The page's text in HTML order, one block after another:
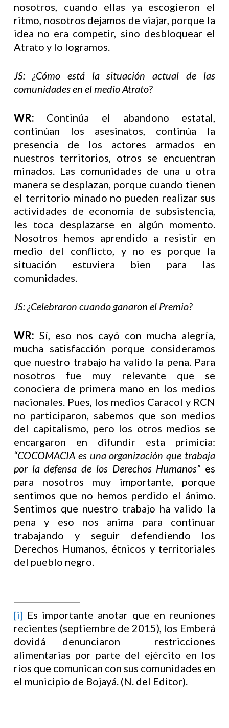
nosotros, cuando ellas ya escogieron el
ritmo, nosotros dejamos de viajar, porque la
idea no era competir, sino desbloquear el
Atrato y lo logramos.
JS: ¿Cómo está la situación actual de las
comunidades en el medio Atrato?
WR: Continúa el abandono estatal,
continúan los asesinatos, continúa la
presencia de los actores armados en
nuestros territorios, otros se encuentran
minados. Las comunidades de una u otra
manera se desplazan, porque cuando tienen
el territorio minado no pueden realizar sus
actividades de economía de subsistencia,
les toca desplazarse en algún momento.
Nosotros hemos aprendido a resistir en
medio del conflicto, y no es porque la
situación estuviera bien para las
comunidades.
JS: ¿Celebraron cuando ganaron el Premio?
WR: Sí, eso nos cayó con mucha alegría,
mucha satisfacción porque consideramos
que nuestro trabajo ha valido la pena. Para
nosotros fue muy relevante que se
conociera de primera mano en los medios
nacionales. Pues, los medios Caracol y RCN
no participaron, sabemos que son medios
del capitalismo, pero los otros medios se
encargaron en difundir esta primicia:
“COCOMACIA es una organización que trabaja
por la defensa de los Derechos Humanos” es
para nosotros muy importante, porque
sentimos que no hemos perdido el ánimo.
Sentimos que nuestro trabajo ha valido la
pena y eso nos anima para continuar
trabajando y seguir defendiendo los
Derechos Humanos, étnicos y territoriales
del pueblo negro.
[i] Es importante anotar que en reuniones
recientes (septiembre de 2015), los Emberá
dovidá denunciaron restricciones
alimentarias por parte del ejército en los
ríos que comunican con sus comunidades en
el municipio de Bojayá. (N. del Editor).